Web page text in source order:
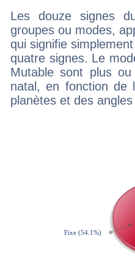
Les douze signes
groupes ou modes,
qui signifie
quatre signes. Le
Mutable sont plus
natal, en fonction de
planètes et des